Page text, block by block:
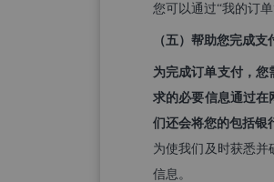
您可以通过“我的订
（五）帮助您完成支
为完成订单支付，
求的必要信息通过在
们还会将您的包括银
为使我们及时获悉
信息。